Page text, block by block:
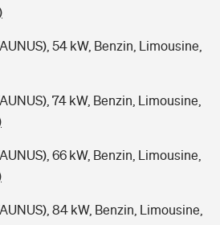
54 kW, Benzin, Limousine,
74 kW, Benzin, Limousine,
66 kW, Benzin, Limousine,
84 kW, Benzin, Limousine,